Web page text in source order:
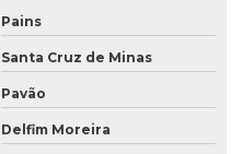
Pains
Santa Cruz de Minas
Pavão
Delfim Moreira